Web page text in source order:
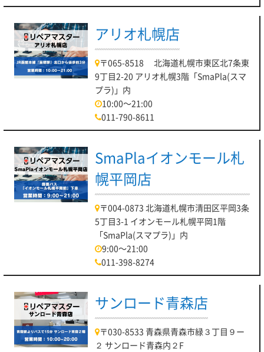
アリオ札幌店
〒065-8518 北海道札幌市東区北7条東
9丁目2-20 アリオ札幌3階「SmaPla(スマ
プラ)」内
10:00～21:00
011-790-8611
SmaPlaイオンモール札
幌平岡店
〒004-0873 北海道札幌市清田区平岡3条
5丁目3-1 イオンモール札幌平岡1階
「SmaPla(スマプラ)」内
9:00～21:00
011-398-8274
サンロード青森店
〒030-8533 青森県青森市緑３丁目９ー
２ サンロード青森内２F